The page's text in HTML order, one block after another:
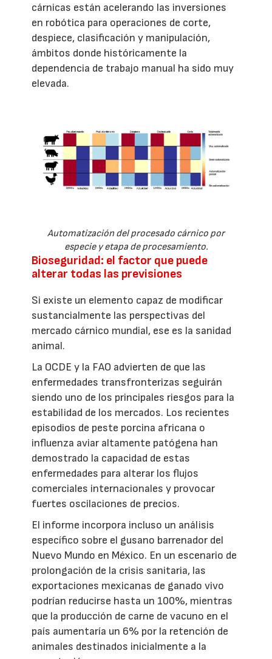
cárnicas están acelerando las inversiones
en robótica para operaciones de corte,
despiece, clasificación y manipulación,
ámbitos donde históricamente la
dependencia de trabajo manual ha sido muy
elevada.
Automatización del procesado cárnico por
especie y etapa de procesamiento.
Bioseguridad: el factor que puede
alterar todas las previsiones
Si existe un elemento capaz de modificar
sustancialmente las perspectivas del
mercado cárnico mundial, ese es la sanidad
animal.
La OCDE y la FAO advierten de que las
enfermedades transfronterizas seguirán
siendo uno de los principales riesgos para la
estabilidad de los mercados. Los recientes
episodios de peste porcina africana o
influenza aviar altamente patógena han
demostrado la capacidad de estas
enfermedades para alterar los flujos
comerciales internacionales y provocar
fuertes oscilaciones de precios.
El informe incorpora incluso un análisis
específico sobre el gusano barrenador del
Nuevo Mundo en México. En un escenario de
prolongación de la crisis sanitaria, las
exportaciones mexicanas de ganado vivo
podrían reducirse hasta un 100%, mientras
que la producción de carne de vacuno en el
país aumentaría un 6% por la retención de
animales destinados inicialmente a la